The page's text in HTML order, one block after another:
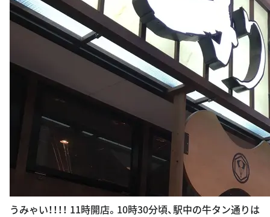
うみゃい！！！！ 11時開店。10時30分頃、駅中の牛タン通りは